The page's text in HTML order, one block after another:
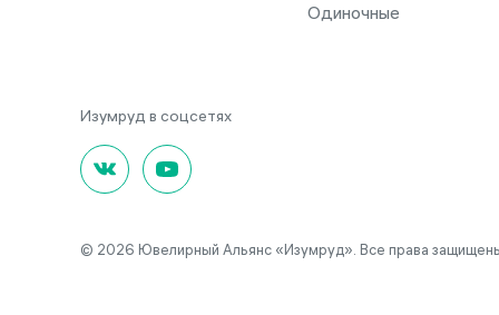
Одиночные
© 2026 Ювелирный Альянс «Изумруд». Все права